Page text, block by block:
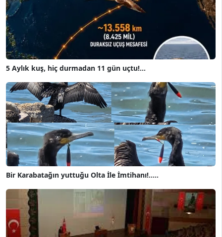
5 Aylık kuş, hiç durmadan 11 gün uçtu!...
Bir Karabatağın yuttuğu Olta İle İmtihanı!.....